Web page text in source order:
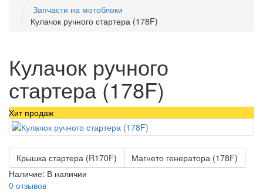
Запчасти на мотоблоки
Кулачок ручного стартера (178F)
Кулачок ручного
стартера (178F)
Хит продаж
Крышка стартера (R170F)
Магнето генератора (178F)
Наличие: В наличии
0 отзывов